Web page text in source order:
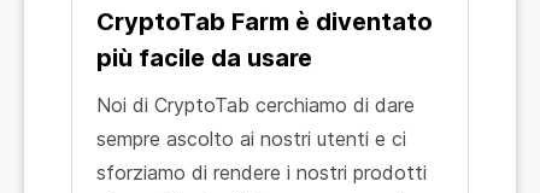
CryptoTab Farm è diventato
più facile da usare
Noi di CryptoTab cerchiamo di dare
sempre ascolto ai nostri utenti e ci
sforziamo di rendere i nostri prodotti